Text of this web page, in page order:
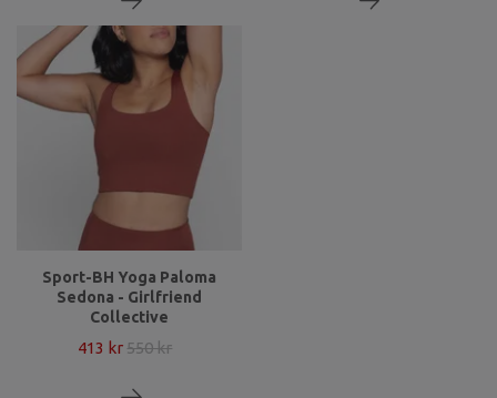
Sport-BH Yoga Paloma
Sedona - Girlfriend
Collective
413 kr 550 kr